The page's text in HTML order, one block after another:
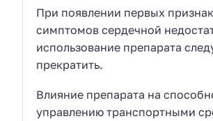
При появлении первых
симптомов сердечной
использование препарата
прекратить.
Влияние препарата на
управлению транспортными